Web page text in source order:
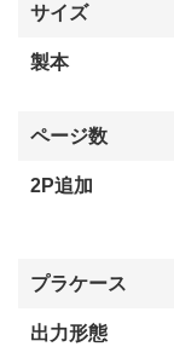
サイズ
製本
ページ数
2P追加
プラケース
出力形態